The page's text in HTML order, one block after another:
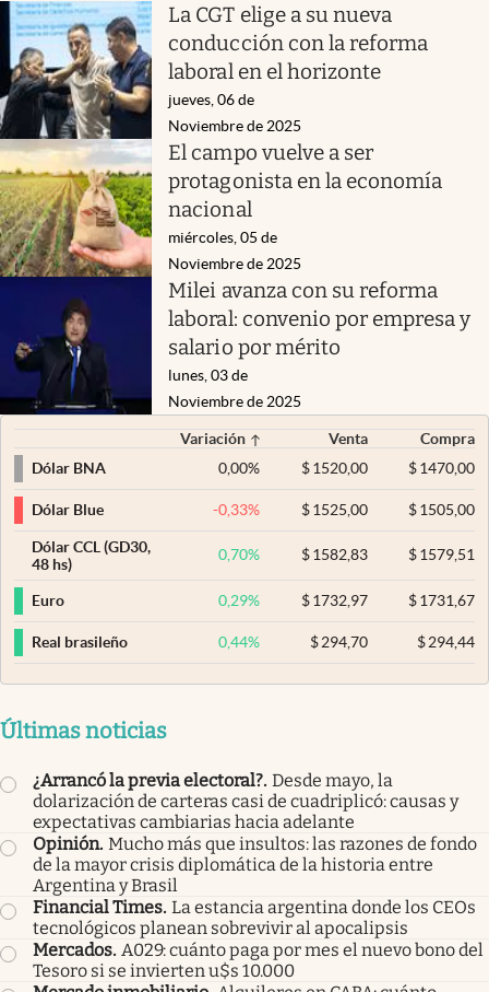
La CGT elige a su nueva
conducción con la reforma
laboral en el horizonte
jueves, 06 de
Noviembre de 2025
El campo vuelve a ser
protagonista en la economía
nacional
miércoles, 05 de
Noviembre de 2025
Milei avanza con su reforma
laboral: convenio por empresa y
salario por mérito
lunes, 03 de
Noviembre de 2025
Variación Venta
Compra
Dólar BNA
0,00% $ 1520,00 $1470,00
Dólar Blue -0,33% $ 1525,00 $1505,00
Dólar CCL (GD30,
48 hs)
0,70% $ 1582,83 $1579,51
Euro 0,29% $ 1732,97 $1731,67
Real brasileño 0,44% $ 294,70 $294,44
Últimas noticias
¿Arrancó la previa electoral?. Desde mayo, la
dolarización de carteras casi de cuadriplicó: causas y
expectativas cambiarias hacia adelante
Opinión. Mucho más que insultos: las razones de fondo
de la mayor crisis diplomática de la historia entre
Argentina y Brasil
Financial Times. La estancia argentina donde los CEOs
tecnológicos planean sobrevivir al apocalipsis
Mercados. A029: cuánto paga por mes el nuevo bono del
Tesoro si se invierten u$s 10.000